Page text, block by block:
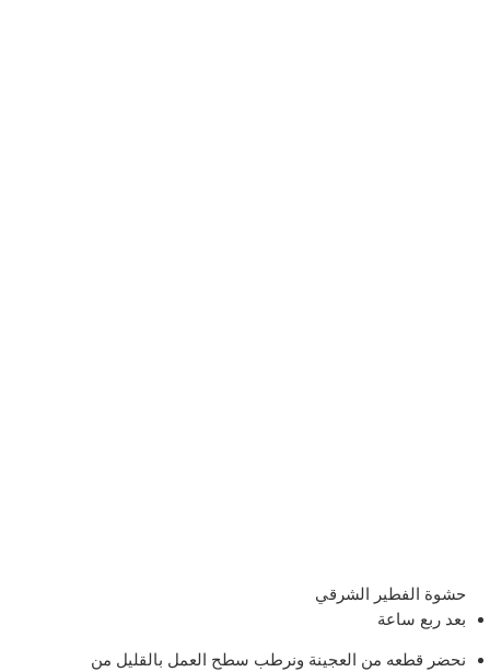
حشوة الفطير الشرقي
بعد ربع ساعة
نحضر قطعه من العجينة ونرطب سطح العمل بالقليل من